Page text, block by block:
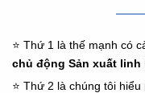
⭐ Thứ 1 là thế mạnh có
chủ động Sản xuất linh
⭐ Thứ 2 là chúng tôi hiểu